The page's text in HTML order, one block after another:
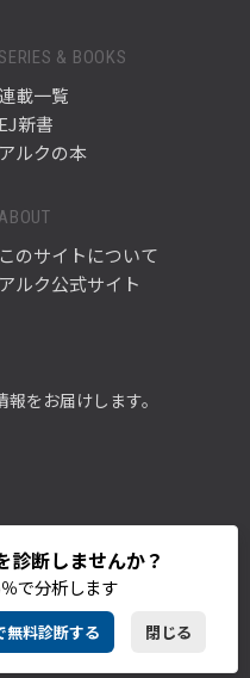
診断しませんか？
で分析します
無料診断する 閉じる
& BOOKS
連載一覧
EJ新書
アルクの本
ABOUT
このサイトについて
アルク公式サイト
をお届けします。
ー